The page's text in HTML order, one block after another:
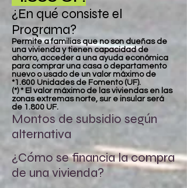
¿En qué consiste el
Programa?
Permite a familias que no son dueñas de
una vivienda y tienen capacidad de
ahorro, acceder a una ayuda económica
para comprar una casa o departamento
nuevo o usado de un valor máximo de
*1.600 Unidades de Fomento (UF).
(*) * El valor máximo de las viviendas en las
zonas extremas norte, sur e insular será
de 1.800 UF.
Montos de subsidio según
alternativa
¿Cómo se financia la compra
de una vivienda?